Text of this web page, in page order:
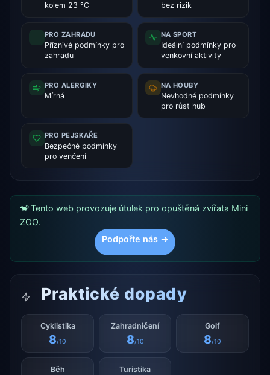
kolem 23 °C
bez rizik
PRO ZAHRADU
Příznivé podmínky pro
zahradu
NA SPORT
Ideální podmínky pro
venkovní aktivity
PRO ALERGIKY
Mírná
NA HOUBY
Nevhodné podmínky
pro růst hub
PRO PEJSKAŘE
Bezpečné podmínky
pro venčení
🐒 Tento web provozuje útulek pro opuštěná zvířata Mini
ZOO.
Podpořte nás →
Praktické dopady
Cyklistika
8/10
Zahradničení
8/10
Golf
8/10
Běh Turistika